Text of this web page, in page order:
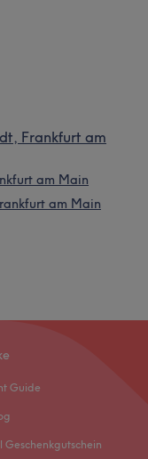
Frankfurt am
am Main
am Main
Guide
Geschenkgutschein